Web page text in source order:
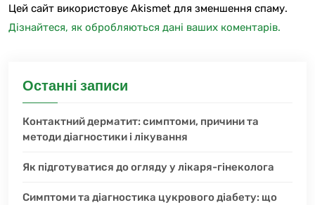
Цей сайт використовує Akismet для зменшення спаму.
Дізнайтеся, як обробляються дані ваших коментарів.
Останні записи
Контактний дерматит: симптоми, причини та
методи діагностики і лікування
Як підготуватися до огляду у лікаря-гінеколога
Симптоми та діагностика цукрового діабету: що